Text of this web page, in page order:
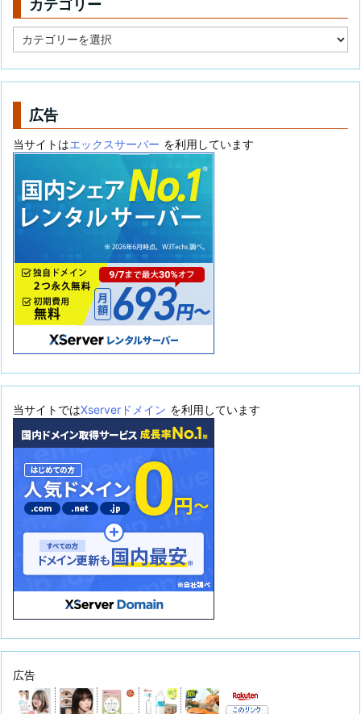
カテゴリー
テ
リ
広告
当サイトはエックスサーバー を利用しています
当サイトではXserverドメイン を利用しています
広告